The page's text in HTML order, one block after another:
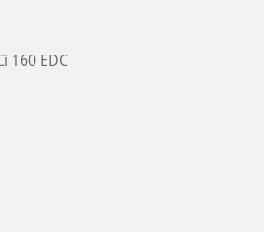
160 EDC